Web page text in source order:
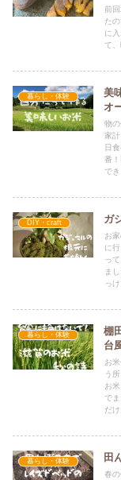
前
た
に
て
暮らし・体験
美
オ
物
家
日
番
でき
DIY・craft ガ
お
に
っ
ま
っ
暮らし・体験
棚
台
お
う
お
で
だ
暮らし・体験 田
春